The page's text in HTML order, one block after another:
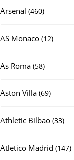
Arsenal 460460
AS Monaco 1212
As Roma 5858
Aston Villa 6969
Athletic Bilbao 3333
Atletico Madrid 147